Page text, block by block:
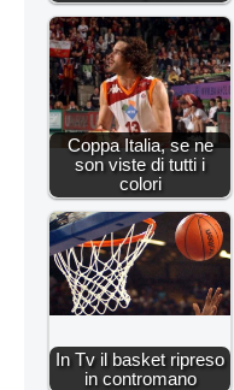
Coppa Italia, se ne
son viste di tutti i
colori
In Tv il basket ripreso
in contromano